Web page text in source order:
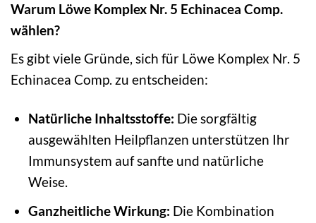
Warum Löwe Komplex Nr. 5 Echinacea Comp.
wählen?
Es gibt viele Gründe, sich für Löwe Komplex Nr. 5
Echinacea Comp. zu entscheiden:
Natürliche Inhaltsstoffe: Die sorgfältig
ausgewählten Heilpflanzen unterstützen Ihr
Immunsystem auf sanfte und natürliche
Weise.
Ganzheitliche Wirkung: Die Kombination